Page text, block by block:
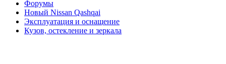
Форумы
Новый Nissan Qashqai
Эксплуатация и оснащение
Кузов, остекление и зеркала